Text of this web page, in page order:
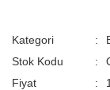
Kategori
Stok Kodu
Fiyat